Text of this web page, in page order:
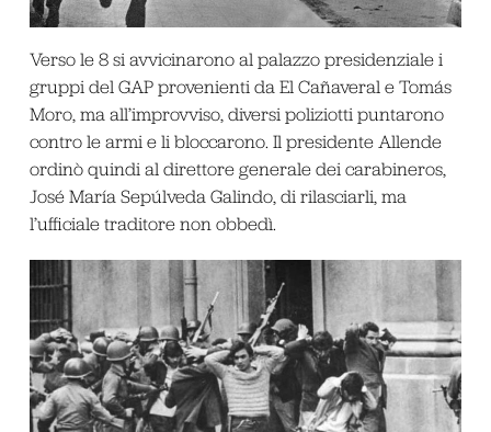
Verso le 8 si avvicinarono al palazzo presidenziale i
gruppi del GAP provenienti da El Cañaveral e Tomás
Moro, ma all’improvviso, diversi poliziotti puntarono
contro le armi e li bloccarono. Il presidente Allende
ordinò quindi al direttore generale dei carabineros,
José María Sepúlveda Galindo, di rilasciarli, ma
l’ufficiale traditore non obbedì.